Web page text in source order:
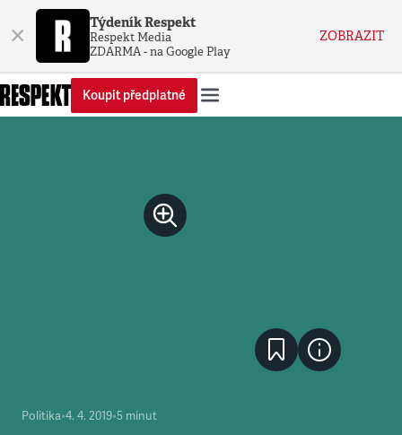
× Týdeník Respekt
Respekt Media
ZDARMA - na Google Play
ZOBRAZIT
Koupit předplatné
Politika•4. 4. 2019•5 minut